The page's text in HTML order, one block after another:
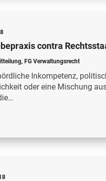
contra
, FG Verwaltungsrecht
Inkompetenz,
oder eine Mischung